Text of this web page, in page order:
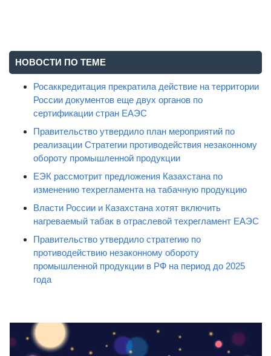
НОВОСТИ ПО ТЕМЕ
Росаккредитация прекратила действие на территории
России документов еще двух органов по
сертификации стран ЕАЭС
Правительство утвердило план мероприятий по
реализации Стратегии противодействия незаконному
обороту промышленной продукции
ЕЭК рассмотрит предложения Казахстана по
изменению техрегламента на табачную продукцию
Власти России и Казахстана хотят включить
нагреваемый табак в отраслевой техрегламент ЕАЭС
Правительство утвердило стратегию по
противодействию незаконному обороту
промышленной продукции в РФ на период до 2025
года